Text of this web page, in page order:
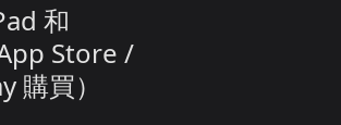
和
Store /
購買）